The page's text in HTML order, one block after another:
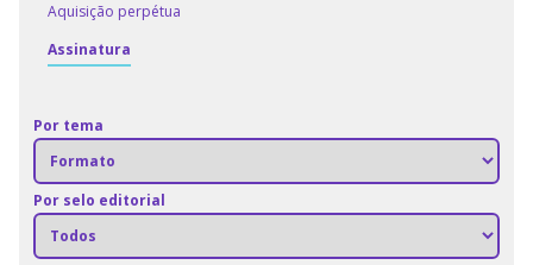
Aquisição perpétua
Assinatura
Por tema
Por selo editorial